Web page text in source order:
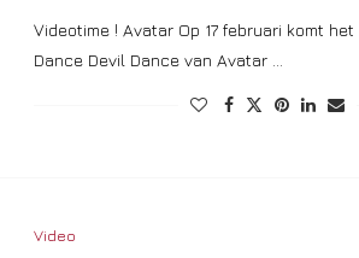
Videotime ! Avatar Op 17 februari komt
Dance Devil Dance van Avatar …
Video